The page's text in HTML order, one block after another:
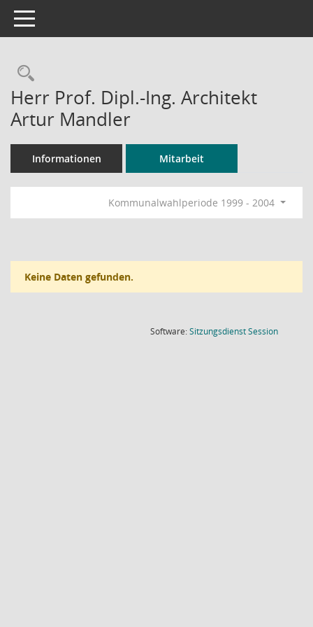
Toggle navigation
Rechercheauswahl
Herr Prof. Dipl.-Ing. Architekt
Artur Mandler
Informationen Mitarbeit
Kommunalwahlperiode 1999 - 2004
Keine Daten gefunden.
Software:SitzungsdienstSession(Wird in